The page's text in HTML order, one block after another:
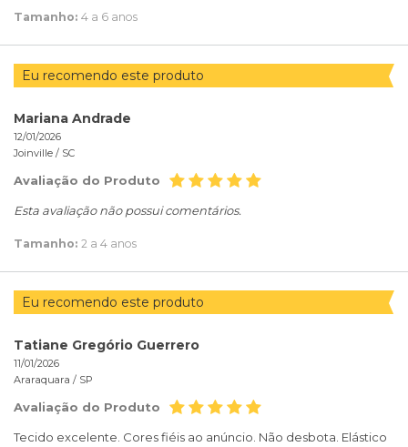
Tamanho: 4 a 6 anos
Eu recomendo este produto
Mariana Andrade
12/01/2026
Joinville / SC
Avaliação do Produto
Esta avaliação não possui comentários.
Tamanho: 2 a 4 anos
Eu recomendo este produto
Tatiane Gregório Guerrero
11/01/2026
Araraquara / SP
Avaliação do Produto
Tecido excelente. Cores fiéis ao anúncio. Não desbota. Elástico